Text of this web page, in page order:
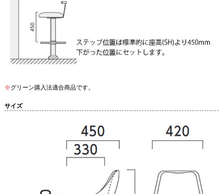
※グリーン購入法適合商品です。
サイズ